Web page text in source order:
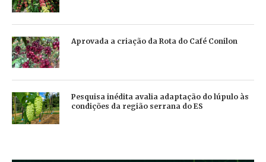
Aprovada a criação da Rota do Café Conilon
Pesquisa inédita avalia adaptação do lúpulo às
condições da região serrana do ES